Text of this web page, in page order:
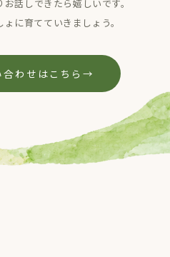
話しできたら嬉しいです。
に育てていきましょう。
合わせはこちら→